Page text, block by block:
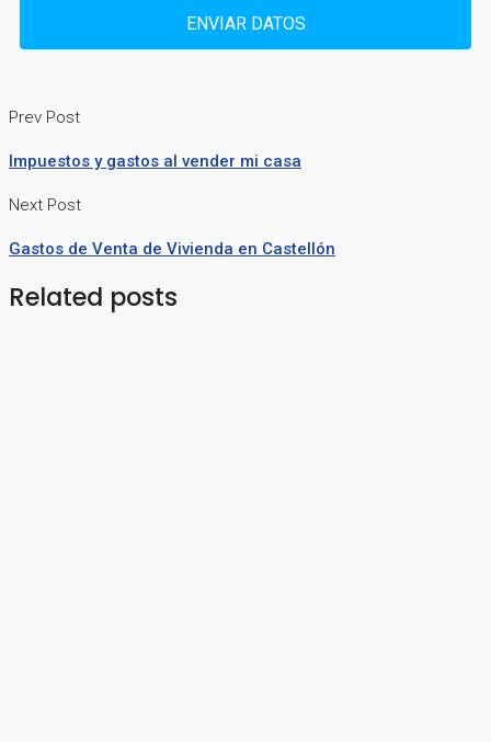
ENVIAR DATOS
Prev Post
Impuestos y gastos al vender mi casa
Next Post
Gastos de Venta de Vivienda en Castellón
Related posts